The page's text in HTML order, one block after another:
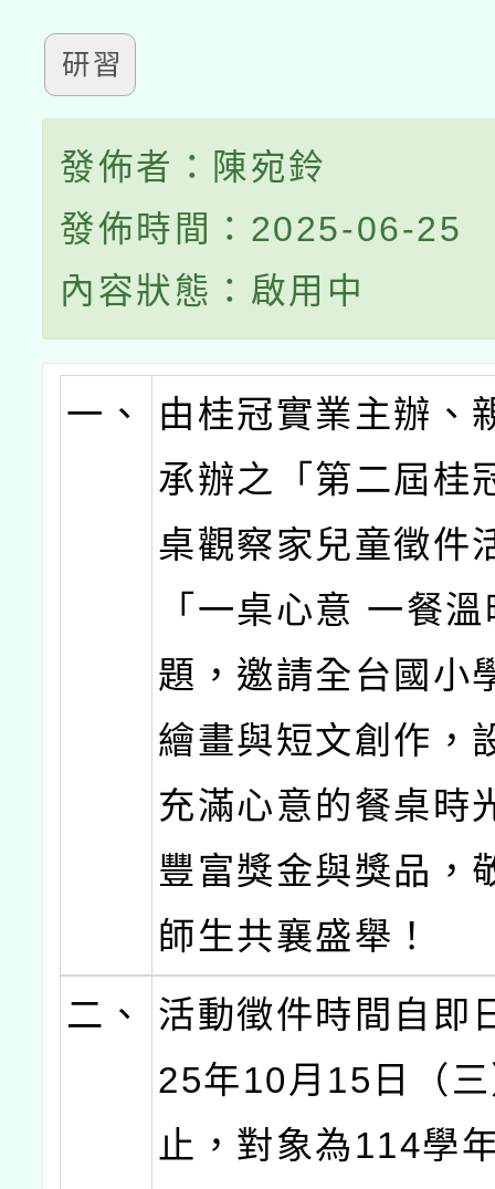
研習
發佈者：陳宛鈴
發佈時間：2025-06-25
內容狀態：啟用中
一、
由桂冠實業主辦、
承辦之「第二屆桂
桌觀察家兒童徵件
「一桌心意 一餐
題，邀請全台國小
繪畫與短文創作，
充滿心意的餐桌時
豐富獎金與獎品，
師生共襄盛舉！
二、
活動徵件時間自即
25年10月15日（
止，對象為114學